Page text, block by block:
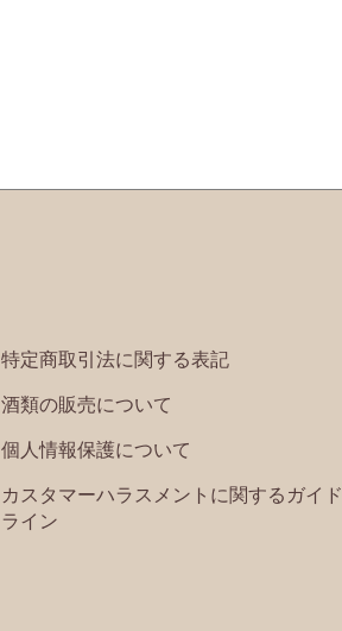
特定商取引法に関する表記
酒類の販売について
個人情報保護について
カスタマーハラスメントに関するガイド
ライン